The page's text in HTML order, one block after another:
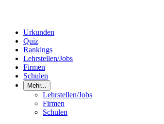
Urkunden
Quiz
Rankings
Lehrstellen/Jobs
Firmen
Schulen
Mehr...
Lehrstellen/Jobs
Firmen
Schulen